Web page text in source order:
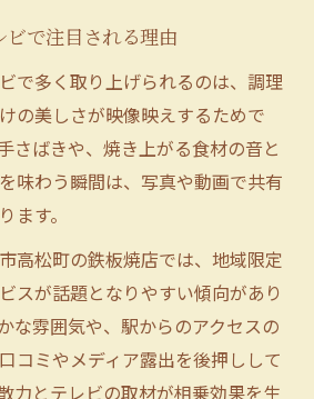
ビで注目される理由
で多く取り上げられるのは、調理
の美しさが映像映えするためで
さばきや、焼き上がる食材の音と
味わう瞬間は、写真や動画で共有
ます。
高松町の鉄板焼店では、地域限定
スが話題となりやすい傾向があり
な雰囲気や、駅からのアクセスの
コミやメディア露出を後押しして
力とテレビの取材が相乗効果を生